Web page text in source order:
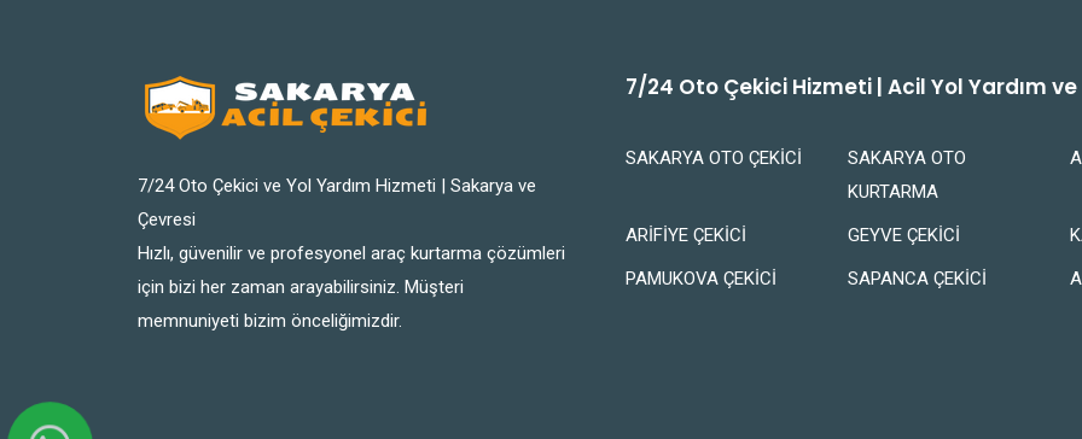
7/24 Oto Çekici ve Yol Yardım Hizmeti | Sakarya ve
Çevresi
Hızlı, güvenilir ve profesyonel araç kurtarma çözümleri
için bizi her zaman arayabilirsiniz. Müşteri
memnuniyeti bizim önceliğimizdir.
7/24 Oto Çekici Hizmeti | Acil Yol Yardım
SAKARYA OTO ÇEKİCİ
SAKARYA OTO
KURTARMA
ARİFİYE ÇEKİCİ GEYVE ÇEKİCİ
PAMUKOVA ÇEKİCİ
SAPANCA ÇEKİCİ